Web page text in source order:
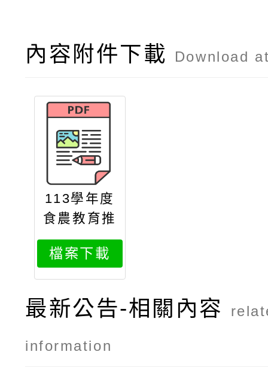
內容附件下載 Download
113學年度
食農教育推
廣計畫書
檔案下載
最新公告-相關內容
information